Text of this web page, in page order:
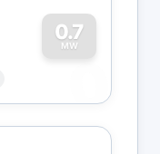
0.7
MW
0